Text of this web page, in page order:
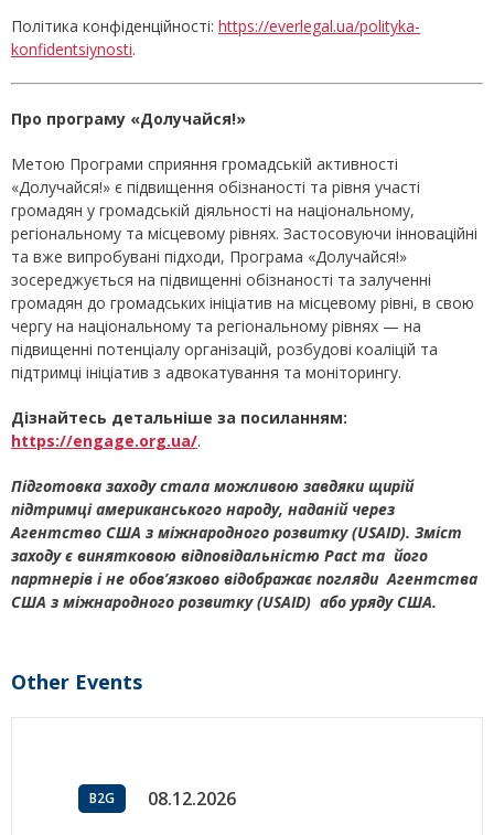
Політика конфіденційності: https://everlegal.ua/polityka-
konfidentsiynosti.
Про програму «Долучайся!»
Метою Програми сприяння громадській активності
«Долучайся!» є підвищення обізнаності та рівня участі
громадян у громадській діяльності на національному,
регіональному та місцевому рівнях. Застосовуючи інноваційні
та вже випробувані підходи, Програма «Долучайся!»
зосереджується на підвищенні обізнаності та залученні
громадян до громадських ініціатив на місцевому рівні, в свою
чергу на національному та регіональному рівнях — на
підвищенні потенціалу організацій, розбудові коаліцій та
підтримці ініціатив з адвокатування та моніторингу.
Дізнайтесь детальніше за посиланням:
https://engage.org.ua/.
Підготовка заходу стала можливою завдяки щирій
підтримці американського народу, наданій через
Агентство США з міжнародного розвитку (USAID). Зміст
заходу є винятковою відповідальністю Pact та його
партнерiв i не обов’язково відображає погляди Агентства
США з міжнародного розвитку (USAID) або уряду США.
Other Events
B2G 08.12.2026